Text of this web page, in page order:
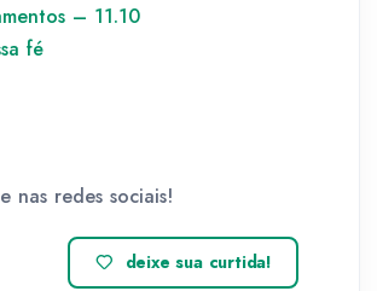
– 11.10
fé
nas redes sociais!
deixe sua curtida!